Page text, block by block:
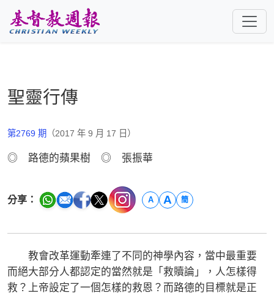
聖靈行傳
第2769 期 （2017 年 9 月 17 日）
◎ 路德的蘋果樹 ◎ 張振華
分享： A A 簡
教會改革運動牽連了不同的神學內容，當中最重要
而絕大部分人都認定的當然就是「救贖論」，人怎樣得
救？上帝設定了一個怎樣的救恩？而路德的目標就是正